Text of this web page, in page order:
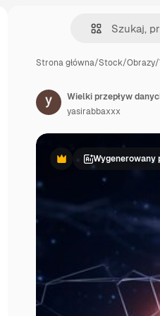
Strona główna/Stock/Obrazy/
PremiumWygenerowany
Wielki przepływ
yasirabbaxxx